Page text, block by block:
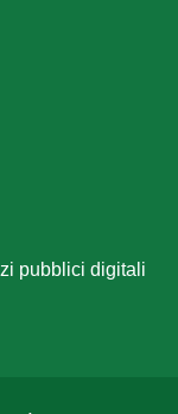
pubblici digitali